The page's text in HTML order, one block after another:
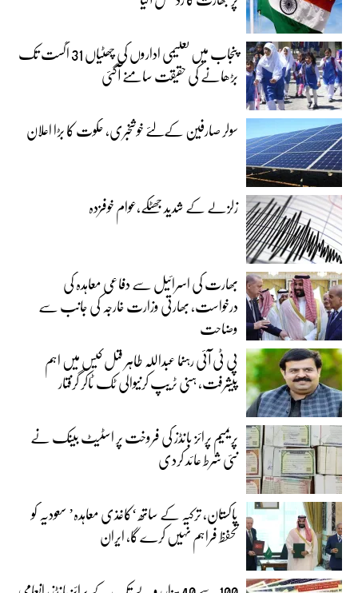
پنجاب میں تعلیمی اداروں کی چھٹیاں 31 اگست تک
بڑھانے کی حقیقت سامنے آگئی
سولر صارفین کےلئے خوشخبری، حکوت کا بڑا اعلان
زلزلے کے شدید جھٹکے،عوام خوفزدہ
بھارت کی اسرائیل سے دفاعی معاہدہ کی
درخواست، بھارتی وزارت خارجہ کی جانب سے
وضاحت
پی ٹی آئی رہنما عبداللہ طاہر قتل کیس میں اہم
پیشرفت، ہنی ٹریپ کرنیوالی ٹک ٹاکر گرفتار
پریمیم پرائز بانڈز کی فروخت پر اسٹیٹ بینک نے
نئی شرط عائد کردی
پاکستان، ترکیہ کے ساتھ ‘کاغذی معاہدہ’ سعودیہ کو
تحفظ فراہم نہیں کرے گا، ایران